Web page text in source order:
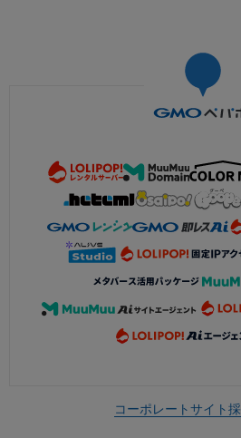
コーポレートサイト